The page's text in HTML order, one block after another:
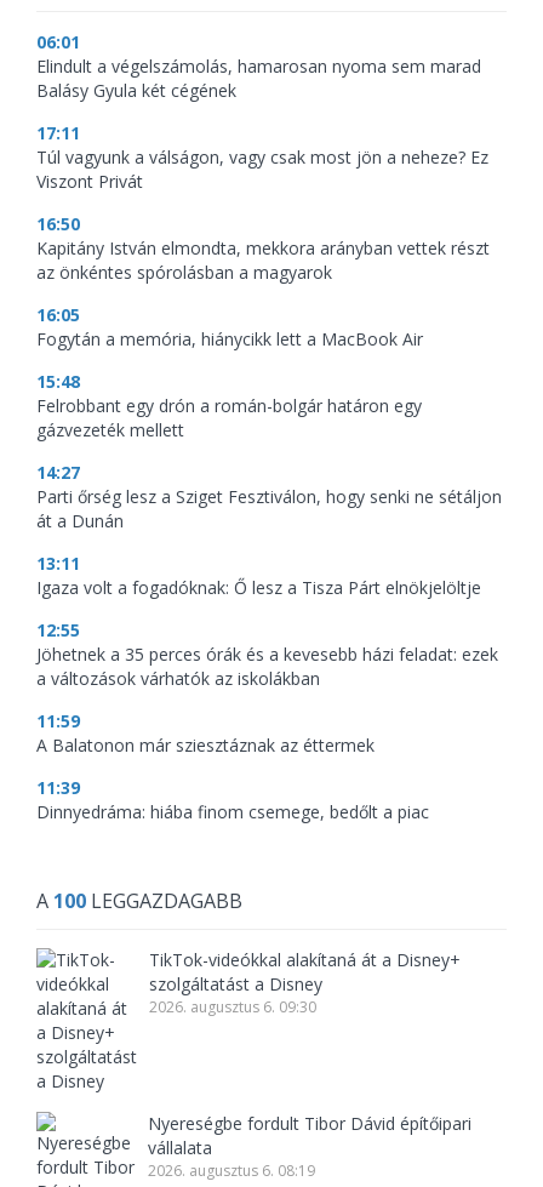
06:01
Elindult a végelszámolás, hamarosan nyoma sem marad
Balásy Gyula két cégének
17:11
Túl vagyunk a válságon, vagy csak most jön a neheze? Ez
Viszont Privát
16:50
Kapitány István elmondta, mekkora arányban vettek részt
az önkéntes spórolásban a magyarok
16:05
Fogytán a memória, hiánycikk lett a MacBook Air
15:48
Felrobbant egy drón a román-bolgár határon egy
gázvezeték mellett
14:27
Parti őrség lesz a Sziget Fesztiválon, hogy senki ne sétáljon
át a Dunán
13:11
Igaza volt a fogadóknak: Ő lesz a Tisza Párt elnökjelöltje
12:55
Jöhetnek a 35 perces órák és a kevesebb házi feladat: ezek
a változások várhatók az iskolákban
11:59
A Balatonon már sziesztáznak az éttermek
11:39
Dinnyedráma: hiába finom csemege, bedőlt a piac
A 100 LEGGAZDAGABB
TikTok-videókkal alakítaná át a Disney+
szolgáltatást a Disney
2026. augusztus 6. 09:30
Nyereségbe fordult Tibor Dávid építőipari
vállalata
2026. augusztus 6. 08:19